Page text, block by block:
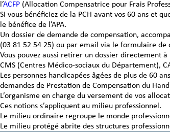
Qu’est-ce que la
Notre
Glossaire / sigles
Se documenter
Définir mes besoins
Télécharger les
Déposer ma
Suivre ma demande
Prendre un RDV en
Foire aux questions –
Liens utiles
Portail de la CMI
Espace Pro
l’ACFP (Allocation Compensatrice pour Frais
Si vous bénéficiez de la PCH avant vos 60 ans et
le bénéfice de l’APA.
Un dossier de demande de compensation,
(03 81 52 54 25) ou par email via le formulaire de
Vous pouvez aussi retirer un dossier directement
CMS (Centres Médico-sociaux du Département),
Les personnes handicapées âgées de plus de 60
demandes de Prestation de Compensation du
L’organisme en charge du versement de vos
Ces notions s’appliquent au milieu professionnel.
Le milieu ordinaire regroupe le monde
Le milieu protégé abrite des structures